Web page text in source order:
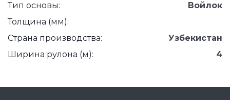
Тип основы:
Войлок
Толщина (мм):
Страна производства:
Узбекистан
Ширина рулона (м):
4